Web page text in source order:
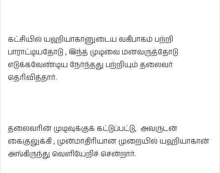
கட்சியில் யஹியாகானுடைய வகிபாகம் பற்றி
பாராட்டியதோடு , இந்த முடிவை மனவருத்தோடு
எடுக்கவேண்டிய நேர்ந்தது பற்றியும் தலைவர்
தெரிவித்தார்.
தலைவரின் முடிவுக்குக் கட்டுப்பட்டு, அவருடன்
கைகுலுக்கி , முன்மாதிரியான முறையில் யஹியாகான்
அங்கிருந்து வெளியேறிச் சென்றார்.